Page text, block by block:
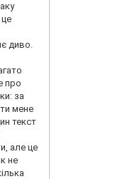
диво.
про
за
мене
текст
але це
не